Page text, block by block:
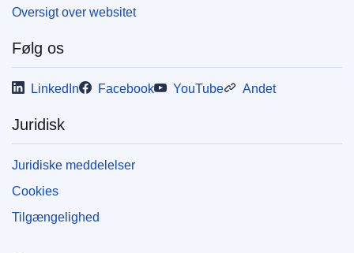
Oversigt over websitet
Følg os
LinkedIn Facebook YouTube Andet
Juridisk
Juridiske meddelelser
Cookies
Tilgængelighed